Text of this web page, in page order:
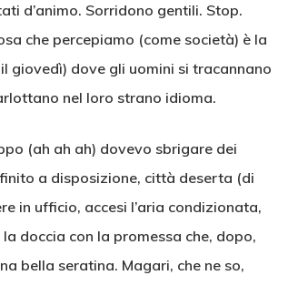
d’animo. Sorridono gentili. Stop.
che percepiamo (come società) è la
giovedì) dove gli uomini si tracannano
nel loro strano idioma.
(ah ah ah) dovevo sbrigare dei
a disposizione, città deserta (di
in ufficio, accesi l’aria condizionata,
doccia con la promessa che, dopo,
bella seratina. Magari, che ne so,